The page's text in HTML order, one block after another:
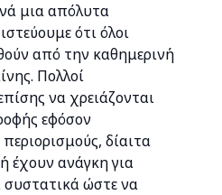
μια απόλυτα
ότι όλοι
από την καθημερινή
Πολλοί
να χρειάζονται
εφόσον
δίαιτα
έχουν ανάγκη για
ώστε να